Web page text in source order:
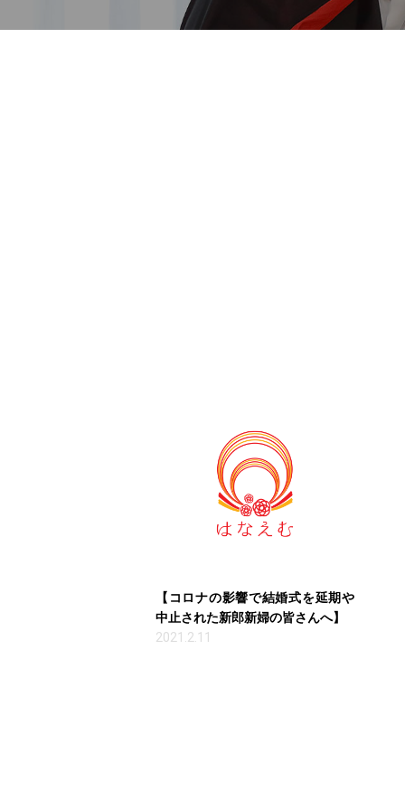
【コロナの影響で結婚式を延期や
中止された新郎新婦の皆さんへ】
2021.2.11